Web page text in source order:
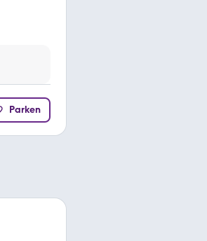
Parken